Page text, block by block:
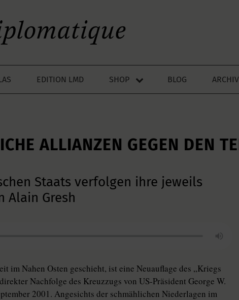
EDITION LMD SHOP BLOG ARCHIV
ALLIANZEN GEGEN DEN
Staats verfolgen ihre jeweils
Alain Gresh
im Nahen Osten geschieht, ist eine Neuauflage des „Kriegs
Nachfolge des Kreuzzugs von US-Präsident George W.
2001. Angesichts der schmählichen Niederlagen im